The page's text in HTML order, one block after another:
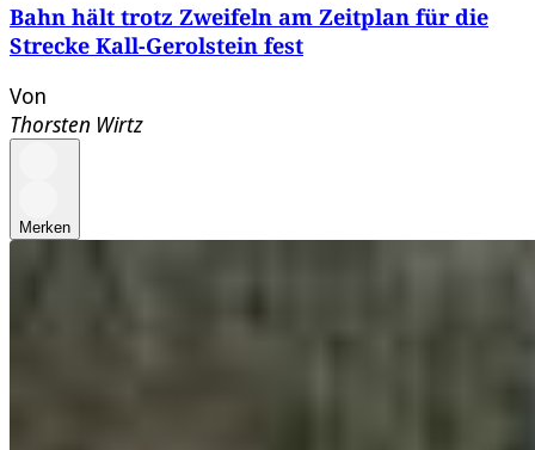
Bahn hält trotz Zweifeln am Zeitplan für die
Strecke Kall-Gerolstein fest
Von
Thorsten Wirtz
Merken